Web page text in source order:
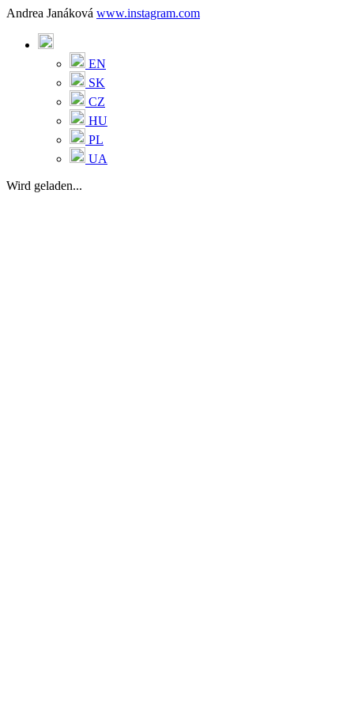
Andrea Janáková www.instagram.com
EN
SK
CZ
HU
PL
UA
Wird geladen...